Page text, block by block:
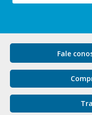
Fale